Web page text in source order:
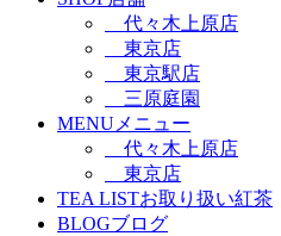
代々木上原店
東京店
東京駅店
三原庭園
MENUメニュー
代々木上原店
東京店
TEA LISTお取り扱い紅茶
BLOGブログ